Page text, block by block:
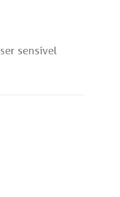
ser sensível